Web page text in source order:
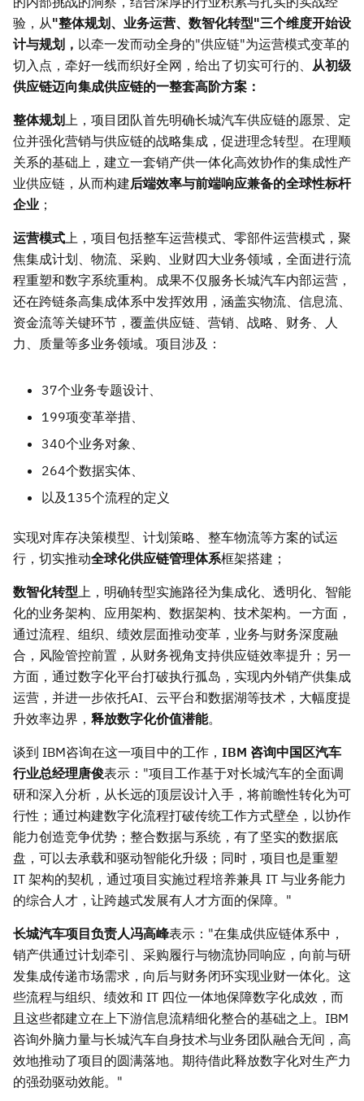
验，从"整体规划、业务运营、数智化转型"三个维度开始设
计与规划， 以牵一发而动全身的"供应链"为运营模式变革的
切入点，牵好一线而织好全网，给出了切实可行的、 从初级
供应链迈向集成供应链的一整套高阶方案：
整体规划上，项目团队首先明确长城汽车供应链的愿景、定
位并强化营销与供应链的战略集成，促进理念转型。在理顺
关系的基础上，建立一套销产供一体化高效协作的集成性产
业供应链，从而构建后端效率与前端响应兼备的全球性标杆
企业 ；
运营模式上，项目包括整车运营模式、零部件运营模式，聚
焦集成计划、物流、采购、业财四大业务领域，全面进行流
程重塑和数字系统重构。成果不仅服务长城汽车内部运营，
还在跨链条高集成体系中发挥效用，涵盖实物流、信息流、
资金流等关键环节，覆盖供应链、营销、战略、财务、人
力、质量等多业务领域。项目涉及：
37个业务专题设计、
199项变革举措、
340个业务对象、
264个数据实体、
以及135个流程的定义
实现对库存决策模型、计划策略、整车物流等方案的试运
行，切实推动全球化供应链管理体系框架搭建；
数智化转型上，明确转型实施路径为集成化、透明化、智能
化的业务架构、应用架构、数据架构、技术架构。一方面，
通过流程、组织、绩效层面推动变革，业务与财务深度融
合，风险管控前置，从财务视角支持供应链效率提升；另一
方面，通过数字化平台打破执行孤岛，实现内外销产供集成
运营，并进一步依托AI、云平台和数据湖等技术，大幅度提
升效率边界， 释放数字化价值潜能。
谈到 IBM咨询在这一项目中的工作， IBM 咨询中国区汽车
行业总经理唐俊表示："项目工作基于对长城汽车的全面调
研和深入分析，从长远的顶层设计入手，将前瞻性转化为可
行性；通过构建数字化流程打破传统工作方式壁垒，以协作
能力创造竞争优势；整合数据与系统，有了坚实的数据底
盘，可以去承载和驱动智能化升级；同时，项目也是重塑
IT 架构的契机，通过项目实施过程培养兼具 IT 与业务能力
的综合人才，让跨越式发展有人才方面的保障。"
长城汽车项目负责人冯高峰表示："在集成供应链体系中，
销产供通过计划牵引、采购履行与物流协同响应，向前与研
发集成传递市场需求，向后与财务闭环实现业财一体化。这
些流程与组织、绩效和 IT 四位一体地保障数字化成效，而
且这些都建立在上下游信息流精细化整合的基础之上。IBM
咨询外脑力量与长城汽车自身技术与业务团队融合无间，高
效地推动了项目的圆满落地。期待借此释放数字化对生产力
的强劲驱动效能。"